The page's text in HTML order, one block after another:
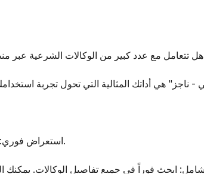
هل تتعامل مع عدد كبير من الوكالات الشرعية عبر